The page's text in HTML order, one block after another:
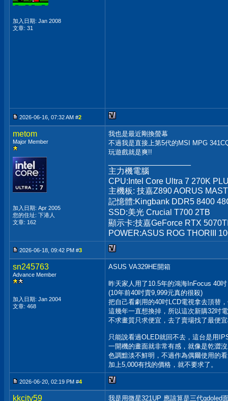
加入日期: Jan 2008
文章: 31
2026-06-16, 07:32 AM #2
metom
Major Member
加入日期: Apr 2005
您的住址: 下港人
文章: 162
我也是最近剛換螢幕
不過我是直接上第5代的MSI MPG
玩遊戲就是爽!!
主力機電腦
CPU:Intel Core Ultra 7 270K
主機板: 技嘉Z890 AORUS
記憶體:Kingbank DDR5 8400
SSD:美光 Crucial T700 2TB
顯示卡:技嘉GeForce RTX
POWER:ASUS ROG THORIII
2026-06-18, 09:42 PM #3
sn245763
Advance Member
加入日期: Jan 2004
文章: 468
ASUS VA329HE開箱
昨天家人用了10.5年的鴻海InFocus 40
(10年前40吋賣9,999元真的很殺)
把自己看劇用的40吋LCD電視拿去頂替
這幾年一直想換掉，所以這次新購32吋
不求畫質只求便宜，去了賣場找了最便
只能說看過OLED就回不去，這台是用
一開機的畫面就非常有感，就像是乾澀
色調黯淡不鮮明，不過作為偶爾使用的
加上5,000有找的價格，就不要求了。
2026-06-20, 02:19 PM #4
kkcity59 我是用微星321UP 應該算是三代qdoled